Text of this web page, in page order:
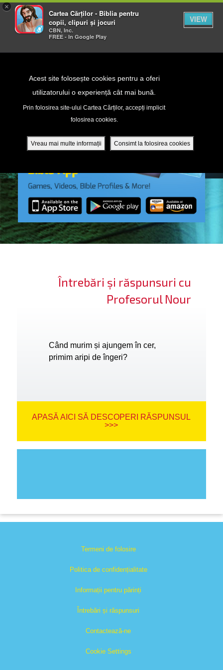
×
Cartea Cărților - Biblia pentru
copii, clipuri și jocuri
CBN, Inc.
FREE - In Google Play
VIEW
Acest site folosește cookies pentru a oferi
utilizatorului o experiență cât mai bună.
Prin folosirea site-ului Cartea Cărților, accepți implicit
folosirea cookies.
Vreau mai multe informații Consimt la folosirea cookies
DVD - Sezoane 1-4
mobilă
te
Întrebări și răspunsuri cu
Profesorul Nour
Când murim și ajungem în cer,
primim aripi de îngeri?
APASĂ AICI SĂ DESCOPERI RĂSPUNSUL
>>>
Termeni de folosire
Politica de confidențialitate
Informații pentru părinți
Întrebări și răspunsuri
Contactează-ne
Cookie Settings